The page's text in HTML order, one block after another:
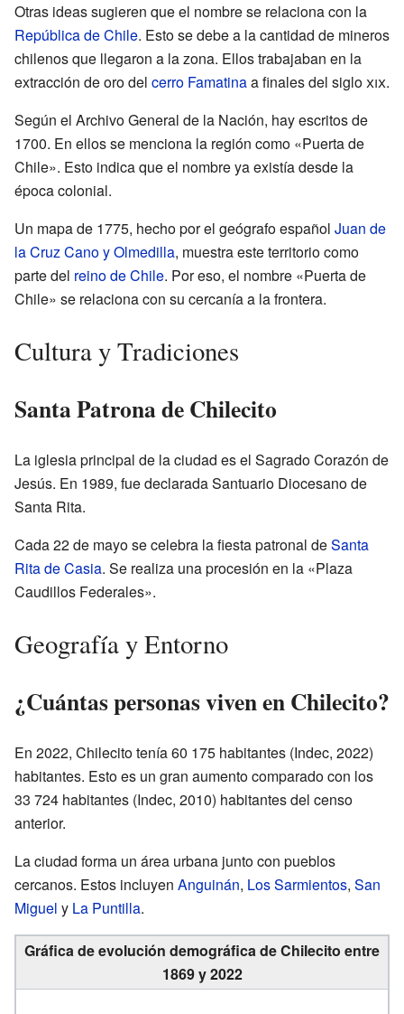
Otras ideas sugieren que el nombre se relaciona con la
República de Chile. Esto se debe a la cantidad de mineros
chilenos que llegaron a la zona. Ellos trabajaban en la
extracción de oro del cerro Famatinaa finales del sigloxix.
Según el Archivo General de la Nación, hay escritos de
1700. En ellos se menciona la región como «Puerta de
Chile». Esto indica que el nombre ya existía desde la
época colonial.
Un mapa de 1775, hecho por el geógrafo español Juan de
la Cruz Cano y Olmedilla, muestra este territorio como
parte del reino de Chile. Por eso, el nombre «Puerta de
Chile» se relaciona con su cercanía a la frontera.
Cultura y Tradiciones
Santa Patrona de Chilecito
La iglesia principal de la ciudad es el Sagrado Corazón de
Jesús. En 1989, fue declarada Santuario Diocesano de
Santa Rita.
Cada 22 de mayo se celebra la fiesta patronal deSanta
Rita de Casia. Se realiza una procesión en la «Plaza
Caudillos Federales».
Geografía y Entorno
¿Cuántas personas viven en Chilecito?
En 2022, Chilecito tenía 60 175 habitantes (Indec, 2022)
habitantes. Esto es un gran aumento comparado con los
33 724 habitantes (Indec, 2010) habitantes del censo
anterior.
La ciudad forma un área urbana junto con pueblos
cercanos. Estos incluyen Anguinán, Los Sarmientos, San
Miguel y La Puntilla.
Gráfica de evolución demográfica de Chilecito entre
1869 y 2022